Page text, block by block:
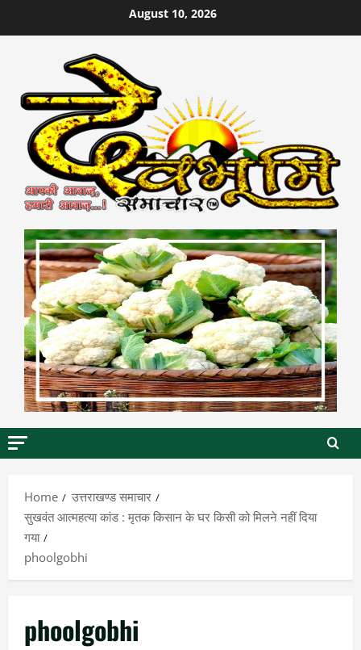
to
August 10, 2026
Home
उत्तराखण्ड समाचार
सुखवंत आत्महत्या कांड : मृतक किसान के घर किसी को मिलने नहीं दिया
गया
phoolgobhi
phoolgobhi